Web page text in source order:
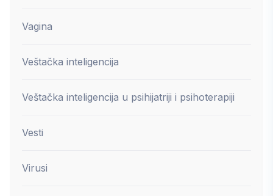
Vagina
Veštačka inteligencija
Veštačka inteligencija u psihijatriji i psihoterapiji
Vesti
Virusi